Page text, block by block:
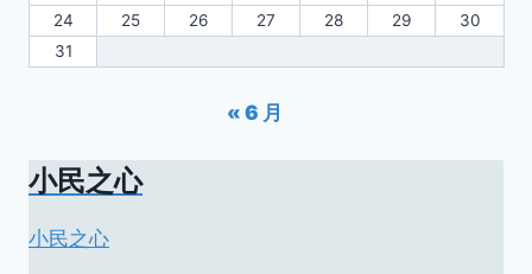
24
25 26 27 28 29
30
31
« 6 月
小民之心
小民之心